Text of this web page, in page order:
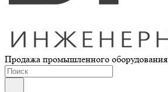
Продажа промышленного оборудования